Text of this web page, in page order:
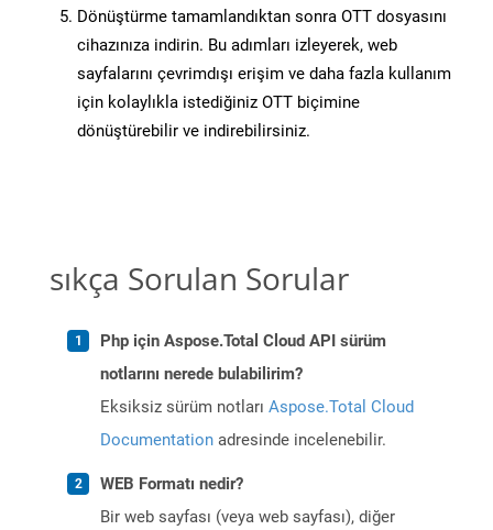
Dönüştürme tamamlandıktan sonra OTT dosyasını
cihazınıza indirin. Bu adımları izleyerek, web
sayfalarını çevrimdışı erişim ve daha fazla kullanım
için kolaylıkla istediğiniz OTT biçimine
dönüştürebilir ve indirebilirsiniz.
sıkça Sorulan Sorular
Php için Aspose.Total Cloud API sürüm
notlarını nerede bulabilirim?
Eksiksiz sürüm notları Aspose.Total Cloud
Documentation adresinde incelenebilir.
WEB Formatı nedir?
Bir web sayfası (veya web sayfası), diğer